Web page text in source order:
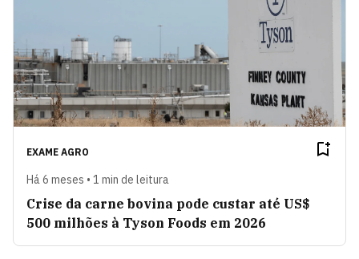
EXAME AGRO
Há 6 meses • 1 min de leitura
Crise da carne bovina pode custar até US$
500 milhões à Tyson Foods em 2026